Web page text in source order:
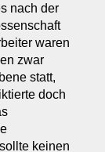
nach der
waren
zwar
statt,
doch
keinen